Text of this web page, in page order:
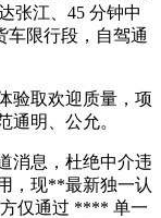
张江、45 分钟中
车限行段，自驾通
取欢迎质量，项
通明、公允。
息，杜绝中介违
，现**最新独一认
仅通过 **** 单一